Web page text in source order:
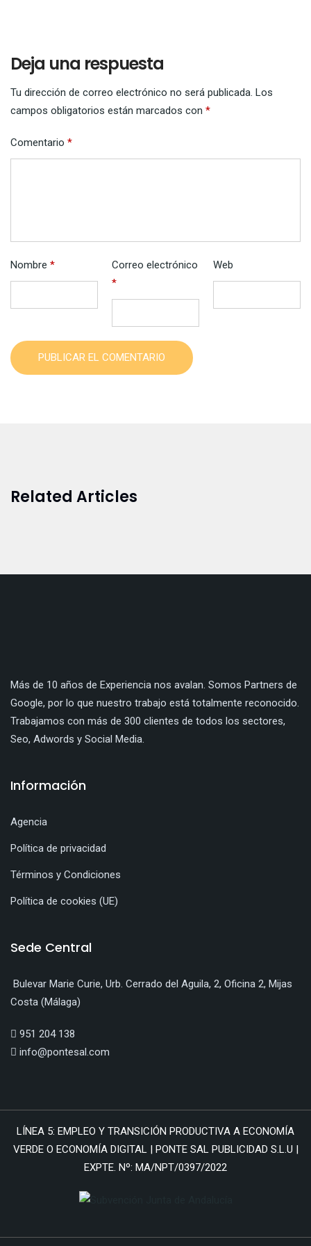
Deja una respuesta
Tu dirección de correo electrónico no será publicada. Los
campos obligatorios están marcados con *
Comentario *
Nombre *
Correo electrónico
*
Web
PUBLICAR EL COMENTARIO
Related Articles
Más de 10 años de Experiencia nos avalan. Somos Partners de
Google, por lo que nuestro trabajo está totalmente reconocido.
Trabajamos con más de 300 clientes de todos los sectores,
Seo, Adwords y Social Media.
Información
Agencia
Política de privacidad
Términos y Condiciones
Política de cookies (UE)
Sede Central
Bulevar Marie Curie, Urb. Cerrado del Aguila, 2, Oficina 2, Mijas
Costa (Málaga)
951 204 138
info@pontesal.com
LÍNEA 5: EMPLEO Y TRANSICIÓN PRODUCTIVA A ECONOMÍA
VERDE O ECONOMÍA DIGITAL | PONTE SAL PUBLICIDAD S.L.U |
EXPTE. Nº: MA/NPT/0397/2022